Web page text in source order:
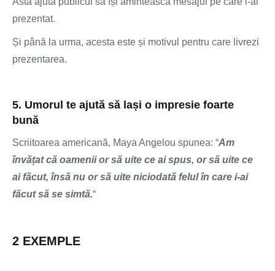
prezentat.
Și până la urma, acesta este și motivul pentru care livrezi
prezentarea.
5. Umorul te ajută să lași o impresie foarte
bună
Scriitoarea americană, Maya Angelou spunea: “Am
învățat că oamenii or să uite ce ai spus, or să uite ce
ai făcut, însă nu or să uite niciodată felul în care i-ai
făcut să se simtă.“
2 EXEMPLE